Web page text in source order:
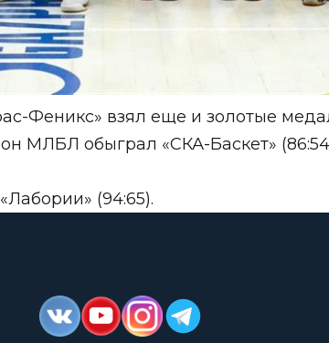
Феникс» взял еще и золотые
МЛБЛ обыграл «СКА-Баскет»
(94:65).